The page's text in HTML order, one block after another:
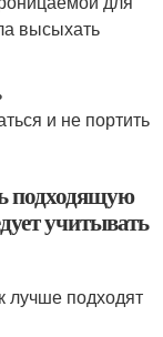
высыхать
и не портить
подходящую
учитывать
лучше подходят